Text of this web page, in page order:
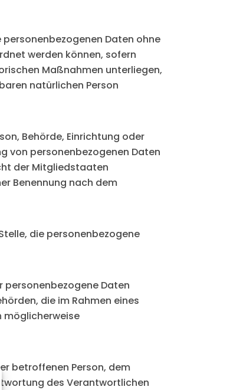
Daten ohne
werden können, sofern
Maßnahmen unterliegen,
natürlichen Person
Behörde, Einrichtung oder
von personenbezogenen Daten
der Mitgliedstaaten
Benennung nach dem
die personenbezogene
personenbezogene Daten
die im Rahmen eines
möglicherweise
betroffenen Person, dem
des Verantwortlichen